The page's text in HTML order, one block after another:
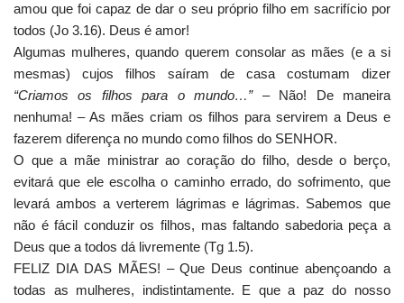
amou que foi capaz de dar o seu próprio filho em sacrifício por
todos (Jo 3.16). Deus é amor!
Algumas mulheres, quando querem consolar as mães (e a si
mesmas) cujos filhos saíram de casa costumam dizer
“Criamos os filhos para o mundo…”– Não! De maneira
nenhuma! – As mães criam os filhos para servirem a Deus e
fazerem diferença no mundo como filhos do SENHOR.
O que a mãe ministrar ao coração do filho, desde o berço,
evitará que ele escolha o caminho errado, do sofrimento, que
levará ambos a verterem lágrimas e lágrimas. Sabemos que
não é fácil conduzir os filhos, mas faltando sabedoria peça a
Deus que a todos dá livremente (Tg 1.5).
FELIZ DIA DAS MÃES! – Que Deus continue abençoando a
todas as mulheres, indistintamente. E que a paz do nosso